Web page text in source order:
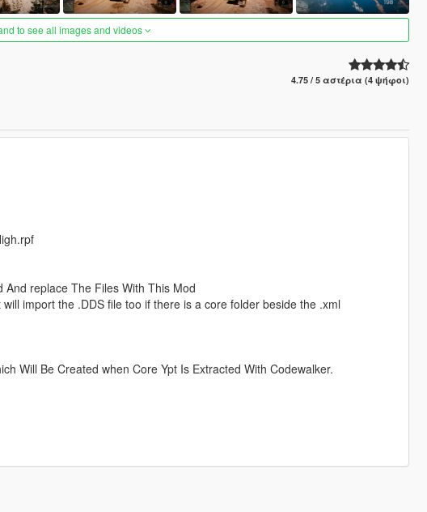
to see all images and videos
4.75 / 5 αστέρια (4 ψήφοι)
replace The Files With This Mod
import the .DDS file too if there is a core folder beside the .xml
Will Be Created when Core Ypt Is Extracted With Codewalker.